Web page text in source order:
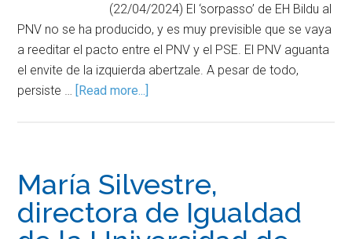
(22/04/2024) El ‘sorpasso’ de EH Bildu al
PNV no se ha producido, y es muy previsible que se vaya
a reeditar el pacto entre el PNV y el PSE. El PNV aguanta
el envite de la izquierda abertzale. A pesar de todo,
persiste … [Read more...]
María Silvestre,
directora de Igualdad